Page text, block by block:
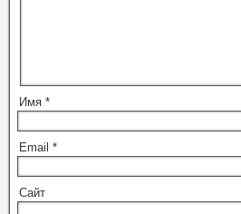
Имя *
Email *
Сайт